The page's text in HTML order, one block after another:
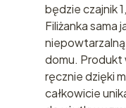
będzie czajnik
Filiżanka sama
domu. Produkt
ręcznie dzięki
całkowicie